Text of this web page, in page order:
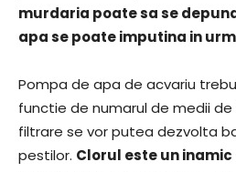
murdaria poate sa se
apa se poate imputina in
Pompa de apa de acvariu
functie de numarul de medii
filtrare se vor putea dezvolta
pestilor. Clorul este un